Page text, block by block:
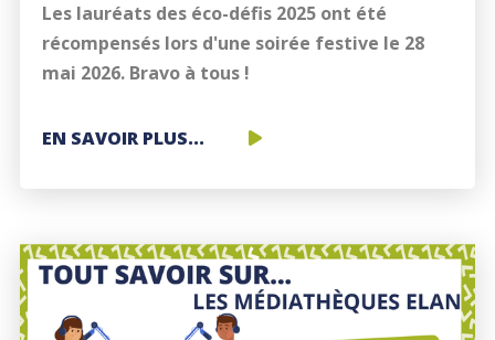
Les lauréats des éco-défis 2025 ont été
récompensés lors d'une soirée festive le 28
mai 2026. Bravo à tous !
EN SAVOIR PLUS...
RETOUR
LA
DES
ÉCO-
DÉFIS